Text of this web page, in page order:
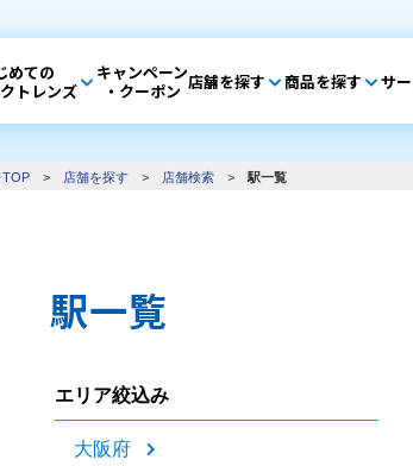
めての
トレンズ
キャンペーン
・クーポン 店舗を探す 商品を探す サ
TOP > 店舗を探す > 店舗検索 > 駅一覧
駅一覧
エリア絞込み
大阪府